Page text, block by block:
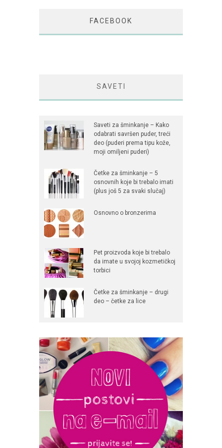
FACEBOOK
SAVETI
Saveti za šminkanje – Kako
odabrati savršen puder, treći
deo (puderi prema tipu kože,
moji omiljeni puderi)
Četke za šminkanje – 5
osnovnih koje bi trebalo imati
(plus još 5 za svaki slučaj)
Osnovno o bronzerima
Pet proizvoda koje bi trebalo
da imate u svojoj kozmetičkoj
torbici
Četke za šminkanje – drugi
deo – četke za lice